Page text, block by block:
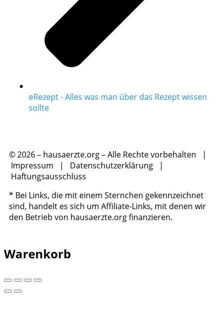
eRezept - Alles was man über das Rezept wissen
sollte
© 2026 – hausaerzte.org – Alle Rechte vorbehalten |
Impressum | Datenschutzerklärung |
Haftungsausschluss
* Bei Links, die mit einem Sternchen gekennzeichnet
sind, handelt es sich um Affiliate-Links, mit denen wir
den Betrieb von hausaerzte.org finanzieren.
Warenkorb